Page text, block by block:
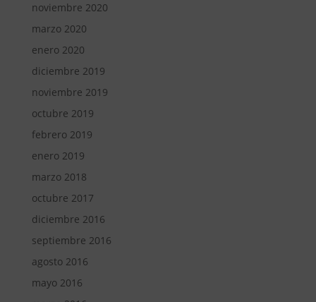
noviembre 2020
marzo 2020
enero 2020
diciembre 2019
noviembre 2019
octubre 2019
febrero 2019
enero 2019
marzo 2018
octubre 2017
diciembre 2016
septiembre 2016
agosto 2016
mayo 2016